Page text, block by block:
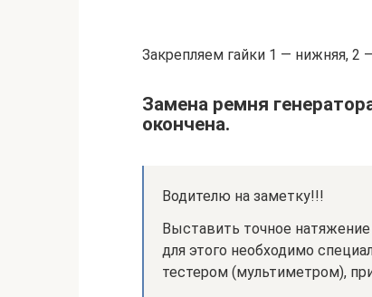
Закрепляем гайки 1 — нижняя, 2
Замена ремня
окончена.
Водителю на заметку!!!
Выставить точное
для этого необходимо
тестером (мультиметром),